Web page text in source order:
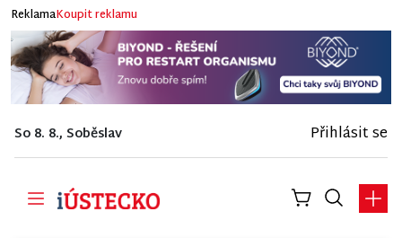
ReklamaKoupit reklamu
So 8. 8., Soběslav Přihlásit se